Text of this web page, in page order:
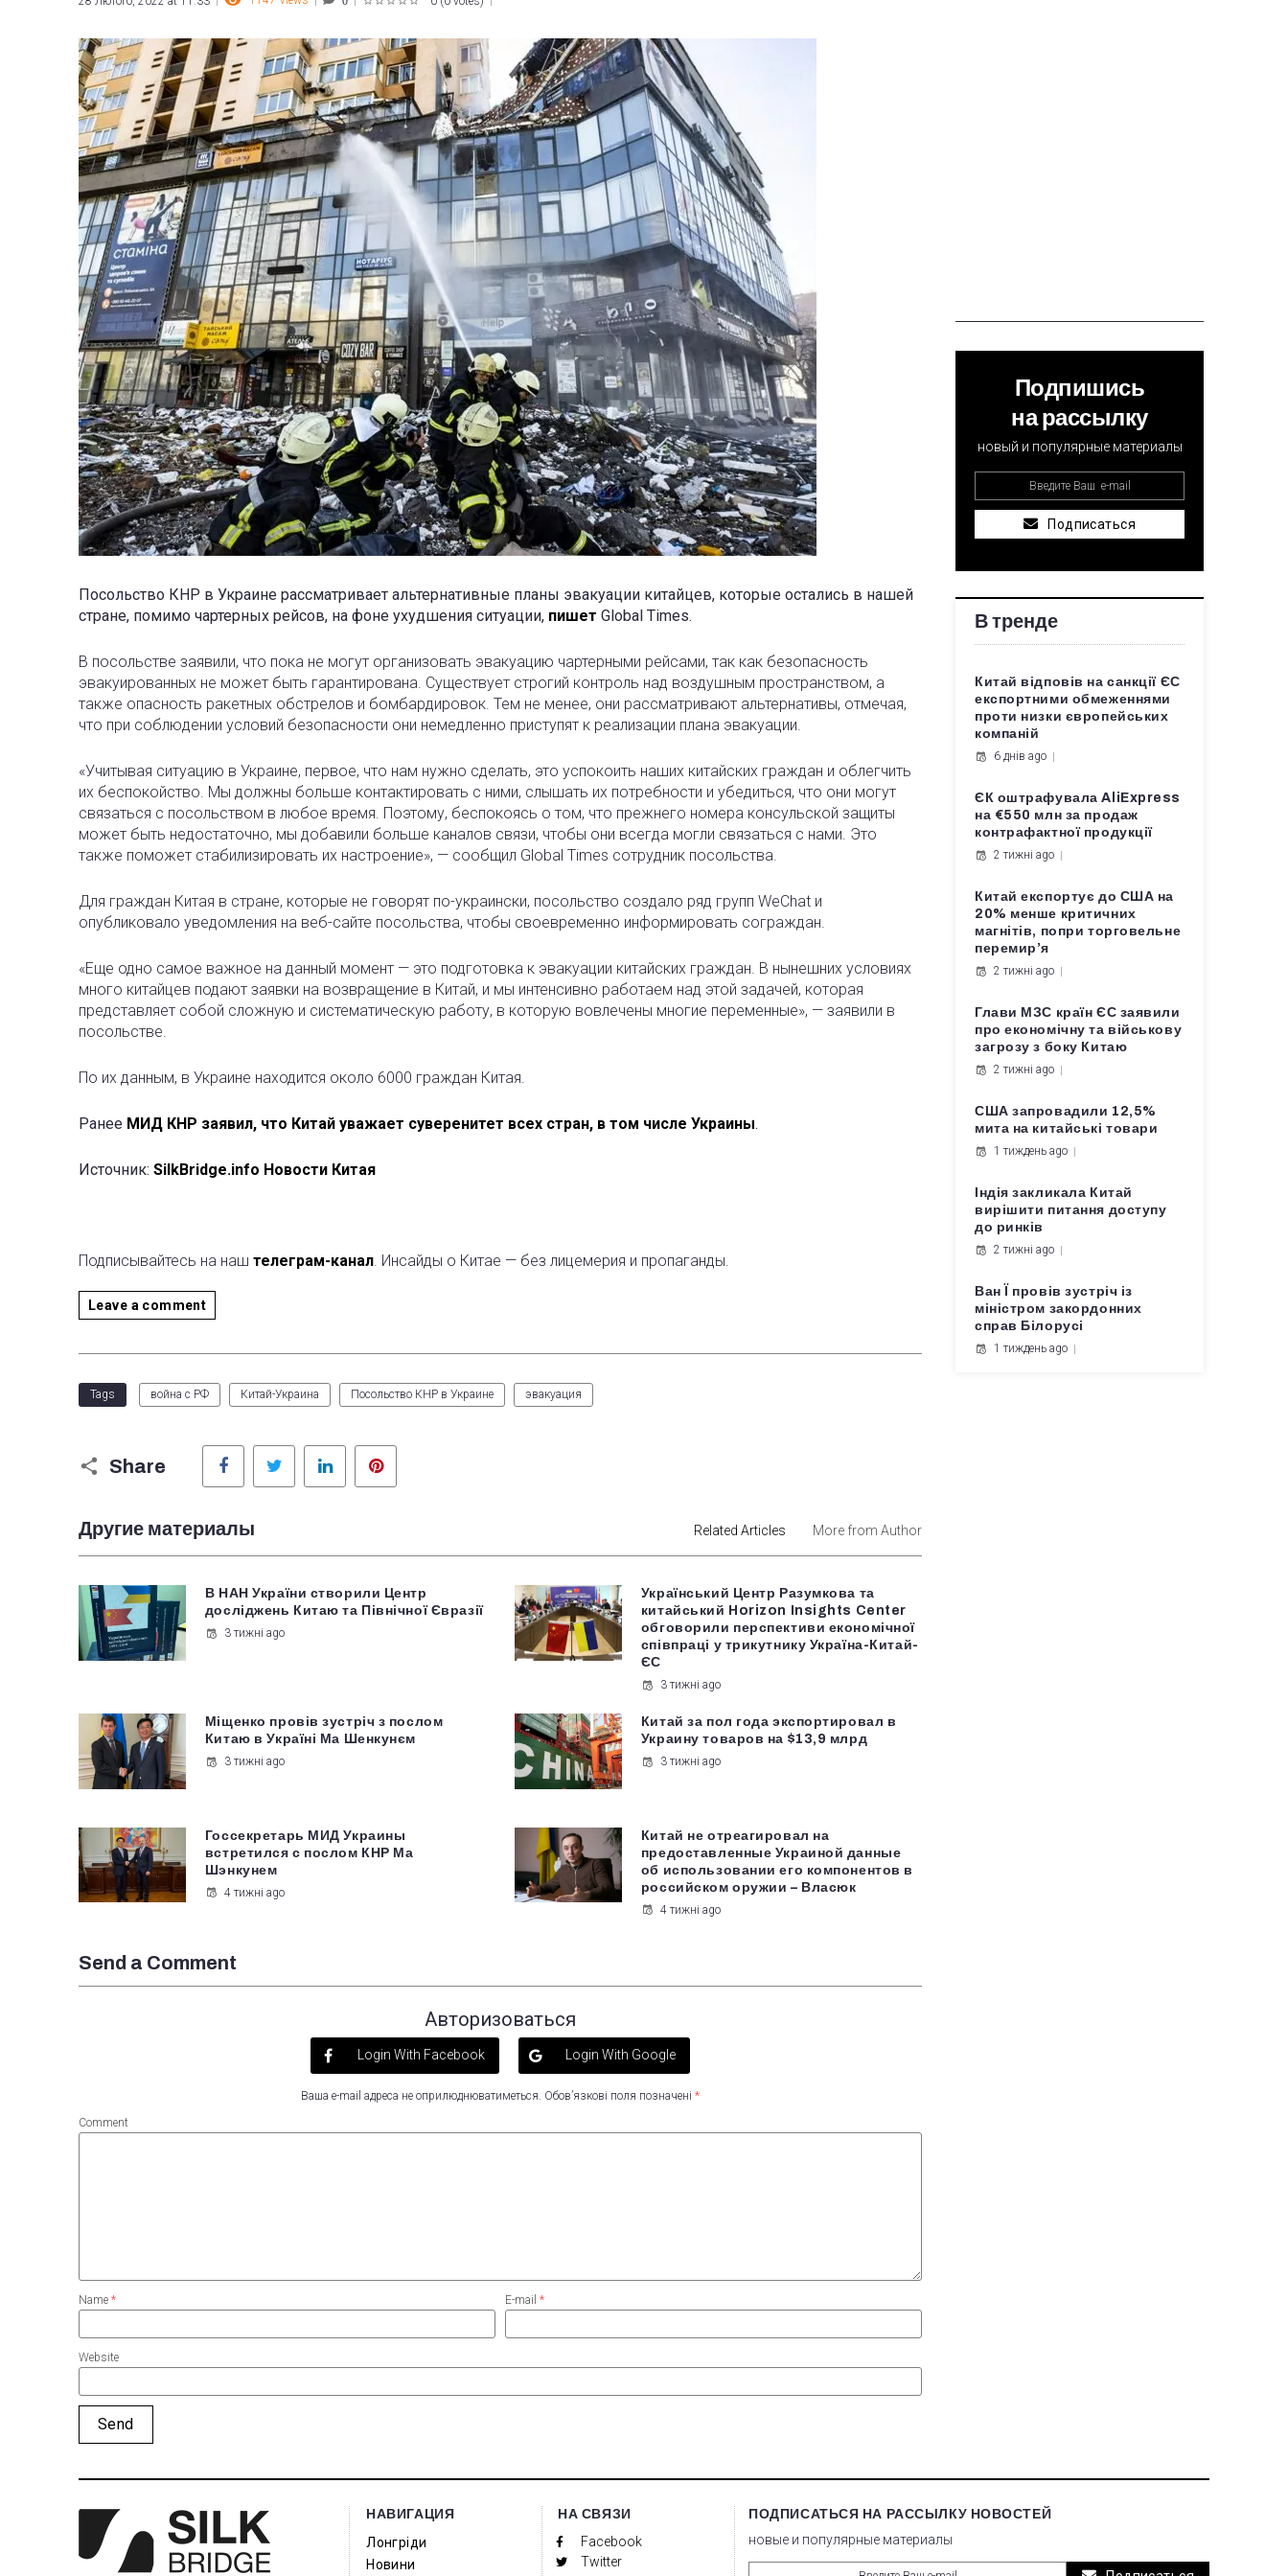
Посольство КНР в Украине рассматривает альтернативные планы эвакуации китайцев, которые остались в нашей
стране, помимо чартерных рейсов, на фоне ухудшения ситуации, пишет Global Times.
В посольстве заявили, что пока не могут организовать эвакуацию чартерными рейсами, так как безопасность
эвакуированных не может быть гарантирована. Существует строгий контроль над воздушным пространством, а
также опасность ракетных обстрелов и бомбардировок. Тем не менее, они рассматривают альтернативы, отмечая,
что при соблюдении условий безопасности они немедленно приступят к реализации плана эвакуации.
«Учитывая ситуацию в Украине, первое, что нам нужно сделать, это успокоить наших китайских граждан и облегчить
их беспокойство. Мы должны больше контактировать с ними, слышать их потребности и убедиться, что они могут
связаться с посольством в любое время. Поэтому, беспокоясь о том, что прежнего номера консульской защиты
может быть недостаточно, мы добавили больше каналов связи, чтобы они всегда могли связаться с нами. Это
также поможет стабилизировать их настроение», — сообщил Global Times сотрудник посольства.
Для граждан Китая в стране, которые не говорят по-украински, посольство создало ряд групп WeChat и
опубликовало уведомления на веб-сайте посольства, чтобы своевременно информировать сограждан.
«Еще одно самое важное на данный момент — это подготовка к эвакуации китайских граждан. В нынешних условиях
много китайцев подают заявки на возвращение в Китай, и мы интенсивно работаем над этой задачей, которая
представляет собой сложную и систематическую работу, в которую вовлечены многие переменные», — заявили в
посольстве.
По их данным, в Украине находится около 6000 граждан Китая.
Ранее МИД КНР заявил, что Китай уважает суверенитет всех стран, в том числе Украины.
Источник: SilkBridge.info Новости Китая
Подписывайтесь на наш телеграм-канал. Инсайды о Китае — без лицемерия и пропаганды.
Leave a comment
Tags война с РФ Китай-Украина Посольство КНР в Украине эвакуация
Share
Facebook Twitter LinkedIn
Другие материалы Related Articles More from Author
В НАН України створили Центр
досліджень Китаю та Північної Євразії
3 тижні ago
Український Центр Разумкова та
китайський Horizon Insights Center
обговорили перспективи економічної
співпраці у трикутнику Україна-Китай-
ЄС
3 тижні ago
Міщенко провів зустріч з послом
Китаю в Україні Ма Шенкунєм
3 тижні ago
Китай за пол года экспортировал в
Украину товаров на $13,9 млрд
3 тижні ago
Госсекретарь МИД Украины
встретился с послом КНР Ма
Шэнкунем
4 тижні ago
Китай не отреагировал на
предоставленные Украиной данные
об использовании его компонентов в
российском оружии – Власюк
4 тижні ago
Send a Comment
Авторизоваться
Login With Facebook Login With Google
Ваша e-mail адреса не оприлюднюватиметься. Обов’язкові поля позначені *
Comment
Name * E-mail *
Website
Подпишись
на рассылку
новый и популярные материалы
Подписаться
В тренде
Китай відповів на санкції ЄС
експортними обмеженнями
проти низки європейських
компаній
6 днів ago
ЄК оштрафувала AliExpress
на €550 млн за продаж
контрафактної продукції
2 тижні ago
Китай експортує до США на
20% менше критичних
магнітів, попри торговельне
перемир’я
2 тижні ago
Глави МЗС країн ЄС заявили
про економічну та військову
загрозу з боку Китаю
2 тижні ago
США запровадили 12,5%
мита на китайські товари
1 тиждень ago
Індія закликала Китай
вирішити питання доступу
до ринків
2 тижні ago
Ван Ї провів зустріч із
міністром закордонних
справ Білорусі
1 тиждень ago
НАВИГАЦИЯ
Лонгріди
Новини
НА СВЯЗИ
Facebook
Twitter
ПОДПИСАТЬСЯ НА РАССЫЛКУ НОВОСТЕЙ
новые и популярные материалы